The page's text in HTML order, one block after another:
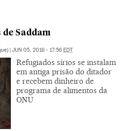
Saddam
| JUN 05, 2016 - 17:56 EDT
Refugiados sírios se instalam
em antiga prisão do ditador
e recebem dinheiro de
programa de alimentos da
ONU